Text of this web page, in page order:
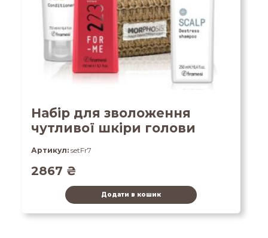
Набір для зволоження
чутливої шкіри голови
Артикул: setFr7
2867 ₴
Додати в кошик